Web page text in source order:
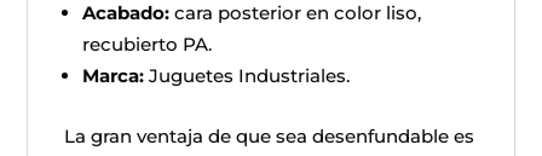
Acabado: cara posterior en color liso,
recubierto PA.
Marca: Juguetes Industriales.
La gran ventaja de que sea desenfundable es